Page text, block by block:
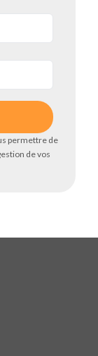
permettre de
de vos